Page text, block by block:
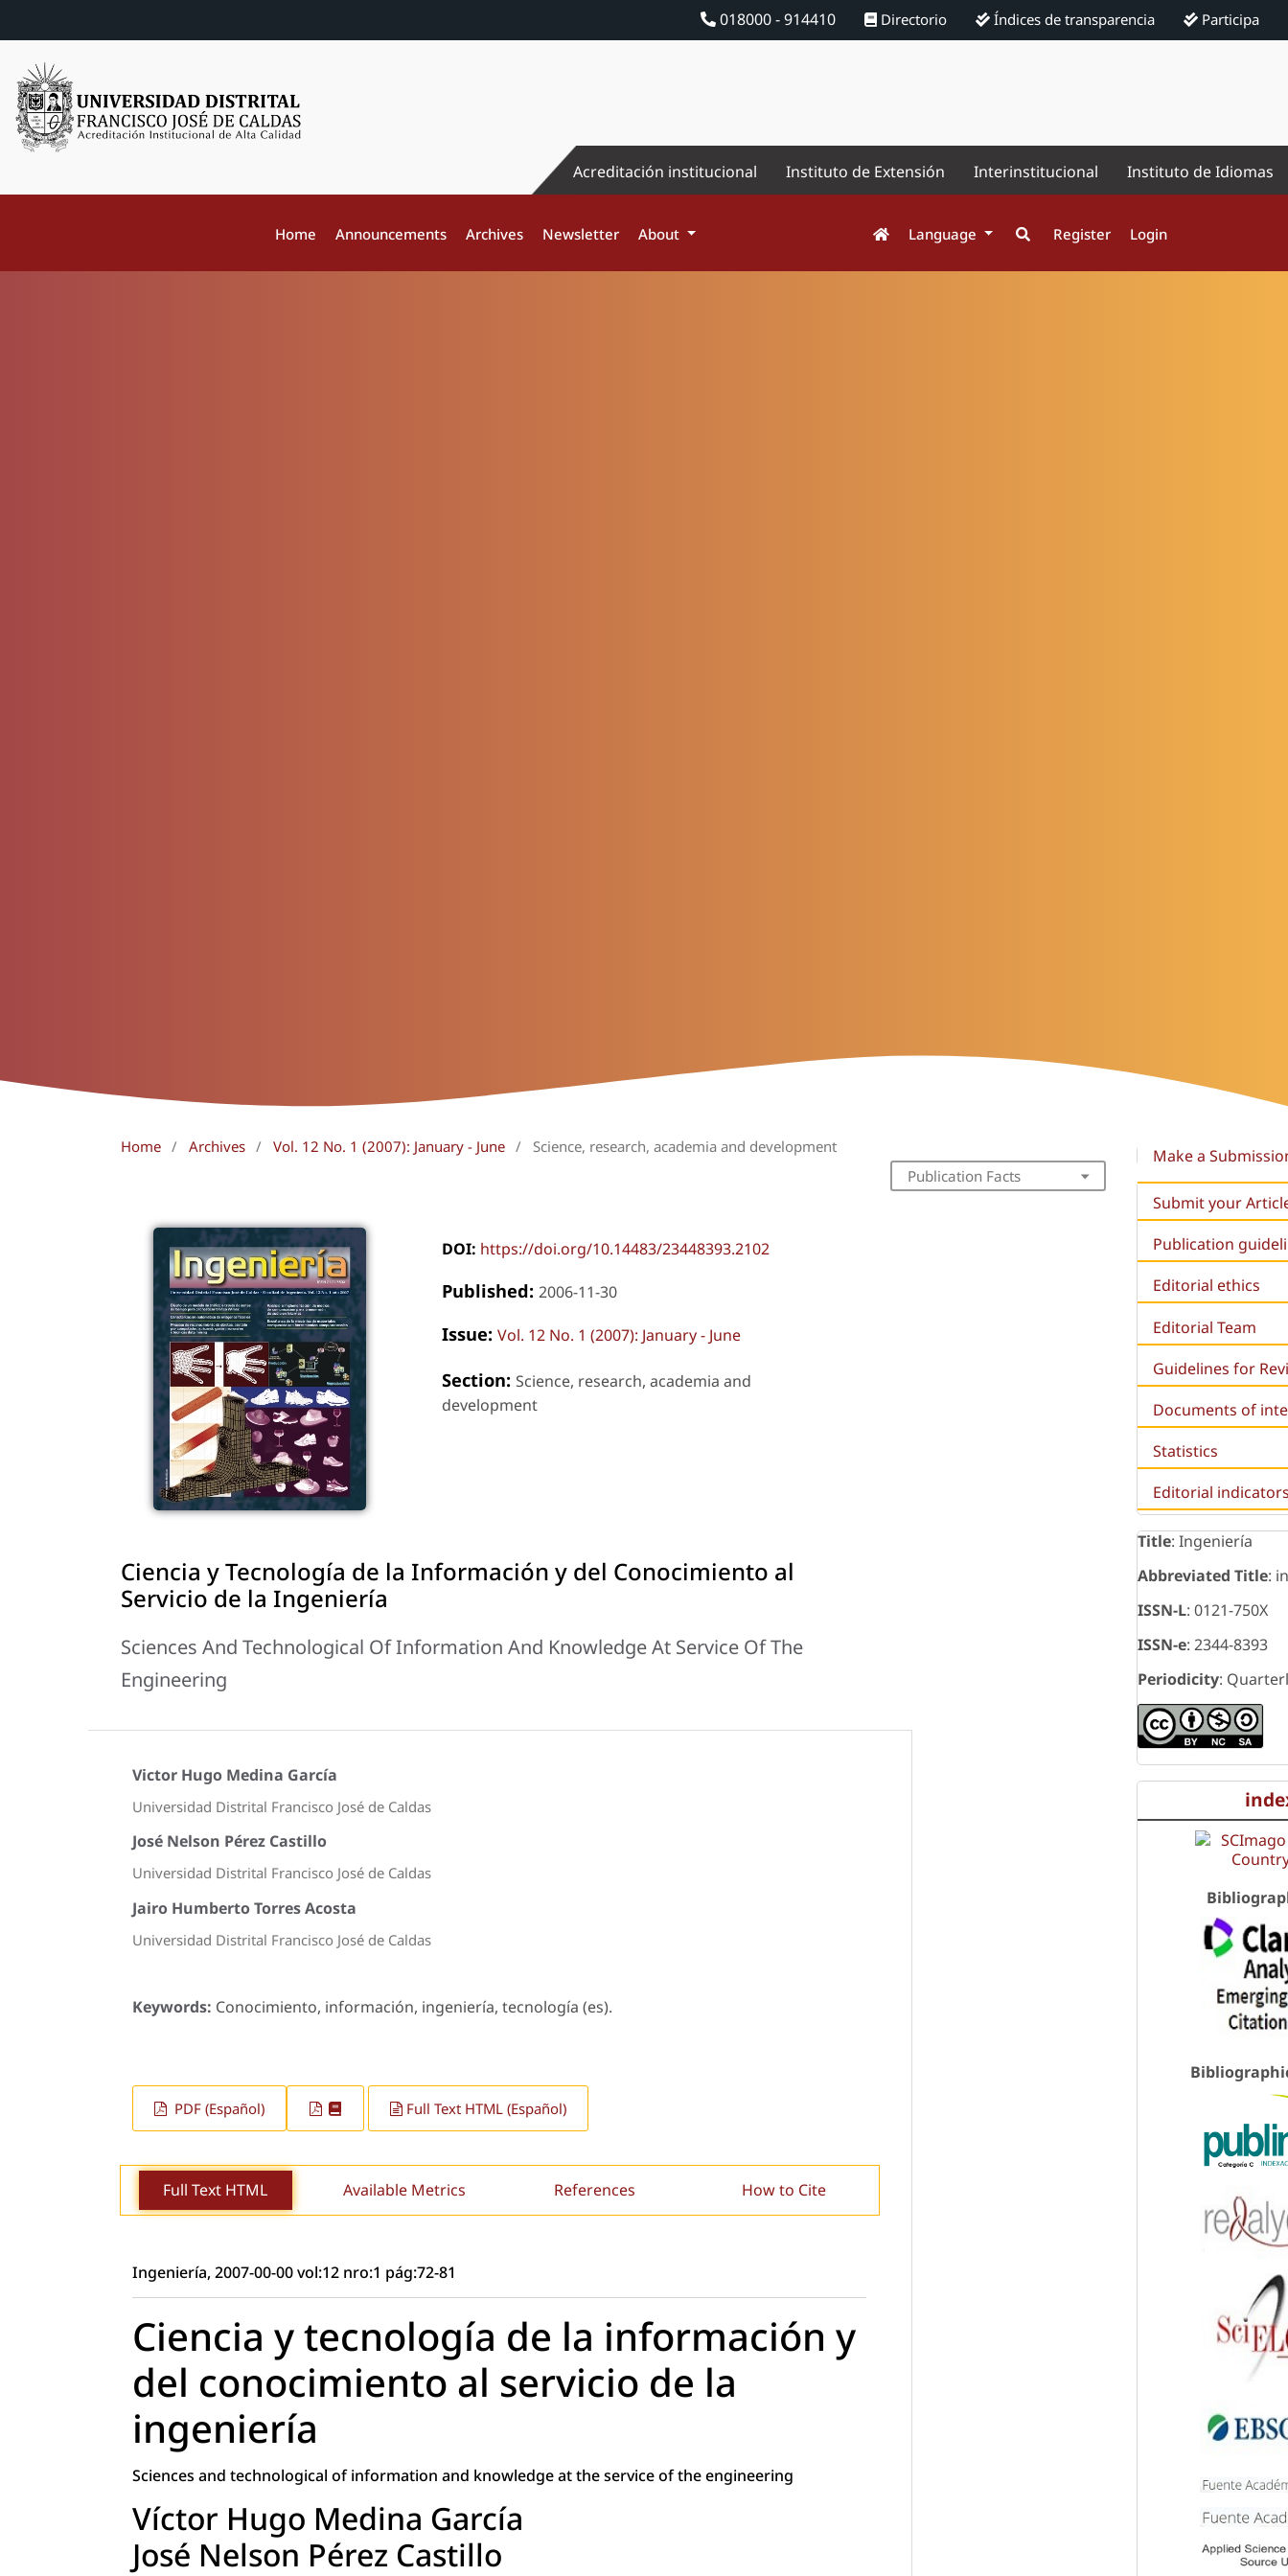
018000 - 914410 Directorio Índices de transparencia Participa
Acreditación institucional Instituto de Extensión Interinstitucional Instituto de Idiomas
Home Announcements Archives Newsletter About Language Register Login
Home / Archives / Vol. 12 No. 1 (2007): January - June / Science, research, academia and development
DOI: https://doi.org/10.14483/23448393.2102
Published: 2006-11-30
Issue: Vol. 12 No. 1 (2007): January - June
Section: Science, research, academia and
development
Ciencia y Tecnología de la Información y del Conocimiento al
Servicio de la Ingeniería
Sciences And Technological Of Information And Knowledge At Service Of The
Engineering
Victor Hugo Medina García
Universidad Distrital Francisco José de Caldas
José Nelson Pérez Castillo
Universidad Distrital Francisco José de Caldas
Jairo Humberto Torres Acosta
Universidad Distrital Francisco José de Caldas
Keywords: Conocimiento, información, ingeniería, tecnología (es).
PDF (Español) Full Text HTML (Español)
Full Text HTML Available Metrics References How to Cite
Ingeniería, 2007-00-00 vol:12 nro:1 pág:72-81
Ciencia y tecnología de la información y
del conocimiento al servicio de la
ingeniería
Sciences and technological of information and knowledge at the service of the engineering
Víctor Hugo Medina García
José Nelson Pérez Castillo
Publication Facts
Make a
Submit your
Publication
Editorial ethics
Editorial Team
Guidelines for
Documents of
Statistics
Editorial
Title: Ingeniería
Abbreviated Title:
ISSN-L: 0121-750X
ISSN-e: 2344-8393
Periodicity: